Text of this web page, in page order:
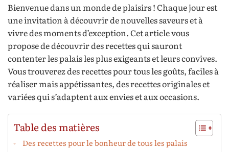
Bienvenue dans un monde de plaisirs ! Chaque jour est
une invitation à découvrir de nouvelles saveurs et à
vivre des moments d’exception. Cet article vous
propose de découvrir des recettes qui sauront
contenter les palais les plus exigeants et leurs convives.
Vous trouverez des recettes pour tous les goûts, faciles à
réaliser mais appétissantes, des recettes originales et
variées qui s’adaptent aux envies et aux occasions.
Table des matières
Des recettes pour le bonheur de tous les palais